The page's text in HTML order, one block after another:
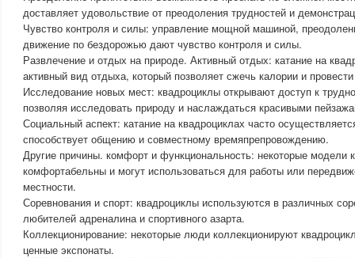
доставляет удовольствие от преодоления трудностей и
Чувство контроля и силы: управление мощной машиной,
движение по бездорожью дают чувство контроля и силы.
Развлечение и отдых на природе. Активный отдых: катание на
активный вид отдыха, который позволяет сжечь калории и
Исследование новых мест: квадроциклы открывают доступ к
позволяя исследовать природу и наслаждаться красивыми
Социальный аспект: катание на квадроциклах часто
способствует общению и совместному времяпрепровождению.
Другие причины. комфорт и функциональность: некоторые модели
комфортабельны и могут использоваться для работы или
местности.
Соревнования и спорт: квадроциклы используются в различных
любителей адреналина и спортивного азарта.
Коллекционирование: некоторые люди коллекционируют
ценные экспонаты.